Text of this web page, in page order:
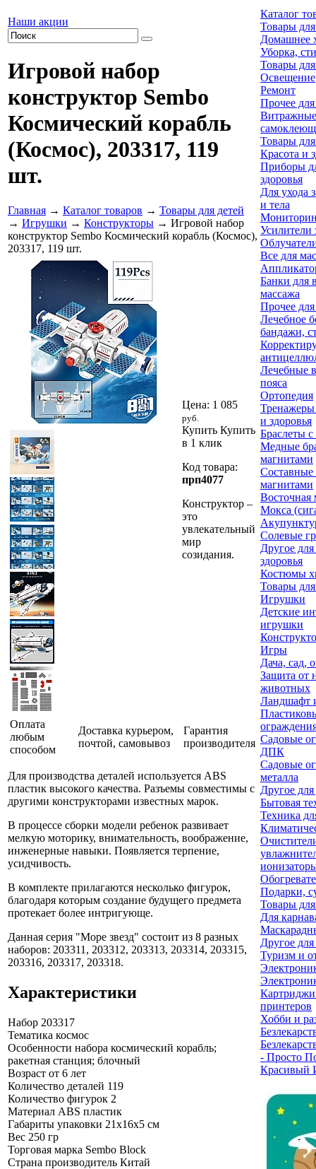
Наши акции
Игровой набор
конструктор Sembo
Космический корабль
(Космос), 203317, 119
шт.
Главная → Каталог товаров → Товары для детей
→ Игрушки → Конструкторы → Игровой набор
конструктор Sembo Космический корабль (Космос),
203317, 119 шт.
Цена: 1 085
руб.
Купить Купить
в 1 клик
Код товара:
прп4077
Конструктор –
это
увлекательный
мир
созидания.
Оплата
любым
способом
Доставка курьером,
почтой, самовывоз
Гарантия
производителя
Для производства деталей используется ABS
пластик высокого качества. Разъемы совместимы с
другими конструкторами известных марок.
В процессе сборки модели ребенок развивает
мелкую моторику, внимательность, воображение,
инженерные навыки. Появляется терпение,
усидчивость.
В комплекте прилагаются несколько фигурок,
благодаря которым создание будущего предмета
протекает более интригующе.
Данная серия "Море звезд" состоит из 8 разных
наборов: 203311, 203312, 203313, 203314, 203315,
203316, 203317, 203318.
Характеристики
Набор 203317
Тематика космос
Особенности набора космический корабль;
ракетная станция; блочный
Возраст от 6 лет
Количество деталей 119
Количество фигурок 2
Материал ABS пластик
Габариты упаковки 21х16х5 см
Вес 250 гр
Торговая марка Sembo Block
Страна производитель Китай
Каталог
Товары
Домашнее
Уборка,
Товары
Освещение
Ремонт
Прочее
Витражные
Товары
Красота и
Приборы
здоровья
Для ухода
и тела
Усилители
Все для
Банки для
массажа
Прочее
Лечебное
бандажи,
Лечебные
пояса
Ортопедия
Тренажеры
и здоровья
Браслеты
Медные
магнитами
Составные
магнитами
Восточная
Мокса
Солевые
Другое
здоровья
Костюмы
Товары
Игрушки
Детские
игрушки
Игры
Дача, сад,
Защита от
животных
Ландшафт
Садовые
ДПК
Садовые
металла
Другое для
Бытовая
Техника
Подарки,
Товары
Для
Другое
Туризм и
Картриджи
принтеров
Хобби и
- Просто
Красивый